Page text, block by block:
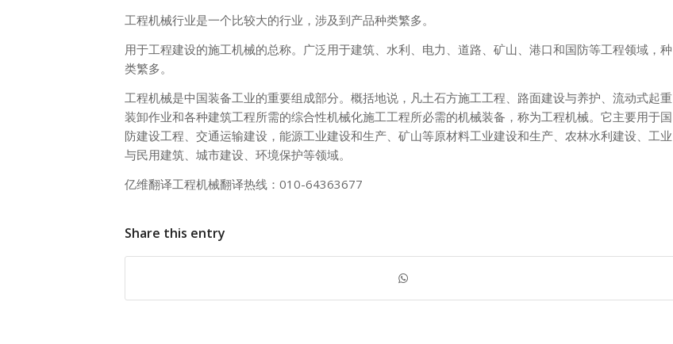
工程机械行业是一个比较大的行业，涉及到产品种类繁多。
用于工程建设的施工机械的总称。广泛用于建筑、水利、电力、道路、矿山、港口和国防等工程领域，种
类繁多。
工程机械是中国装备工业的重要组成部分。概括地说，凡土石方施工工程、路面建设与养护、流动式起重
装卸作业和各种建筑工程所需的综合性机械化施工工程所必需的机械装备，称为工程机械。它主要用于国
防建设工程、交通运输建设，能源工业建设和生产、矿山等原材料工业建设和生产、农林水利建设、工业
与民用建筑、城市建设、环境保护等领域。
亿维翻译工程机械翻译热线：010-64363677
Share this entry